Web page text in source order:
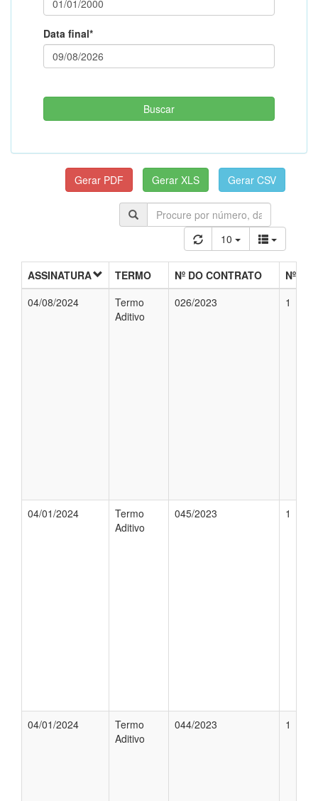
Data final*
10
ASSINATURA TERMO Nº DO CONTRATO
Nº
04/08/2024
Termo
Aditivo
026/2023 1
04/01/2024
Termo
Aditivo
045/2023 1
04/01/2024
Termo
Aditivo
044/2023 1